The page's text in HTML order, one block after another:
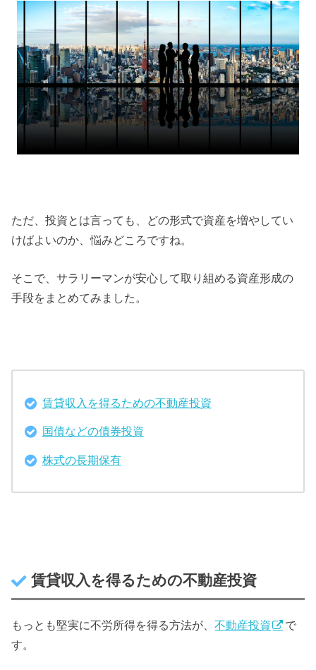
ただ、投資とは言っても、どの形式で資産を増やしてい
けばよいのか、悩みどころですね。
そこで、サラリーマンが安心して取り組める資産形成の
手段をまとめてみました。
賃貸収入を得るための不動産投資
国債などの債券投資
株式の長期保有
賃貸収入を得るための不動産投資
もっとも堅実に不労所得を得る方法が、不動産投資
で
す。